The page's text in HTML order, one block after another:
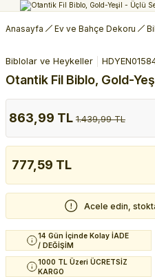
Anasayfa Ev ve Bahçe Dekoru
Biblolar ve Heykeller
Otantik Fil Biblo, Gold-
863,99 TL 1.439,99 TL
777,59 TL
Acele edin,
14 Gün İçinde Kolay İADE
/ DEĞİŞİM
1000 TL Üzeri ÜCRETSİZ
KARGO